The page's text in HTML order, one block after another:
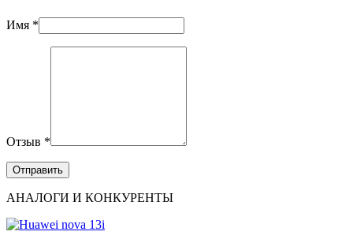
Имя *
Отзыв *
АНАЛОГИ И КОНКУРЕНТЫ